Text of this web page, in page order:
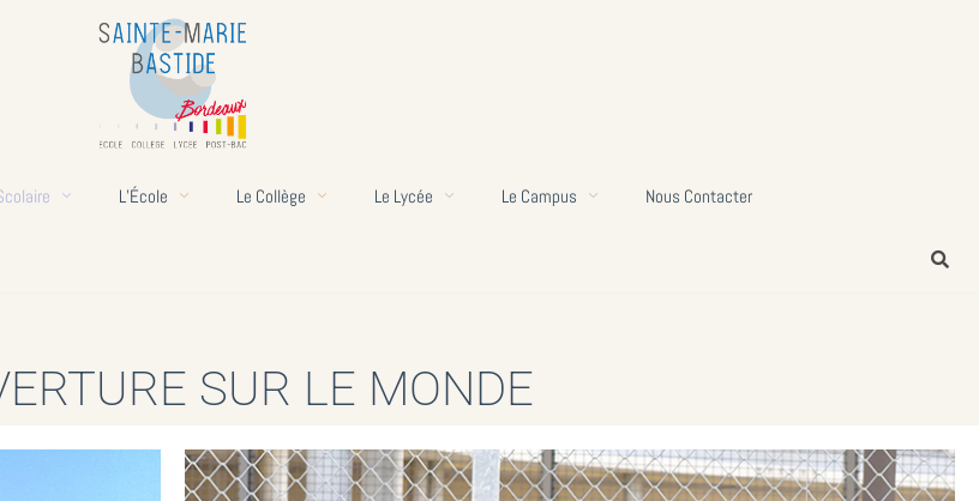
L’École Le Collège Le Lycée Le Campus Nous Contacter
SUR LE MONDE